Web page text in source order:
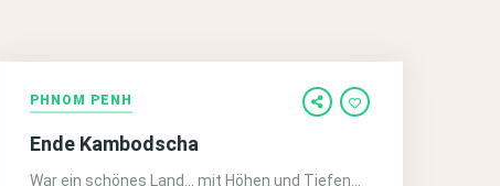
PHNOM PENH
Ende Kambodscha
War ein schönes Land… mit Höhen und Tiefen…